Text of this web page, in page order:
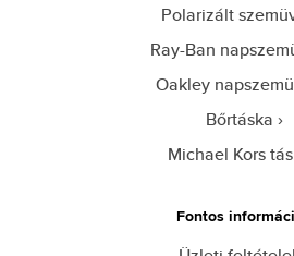
Polarizált
Ray-Ban
Oakley
Bőrtáska
Michael Kors
Fontos